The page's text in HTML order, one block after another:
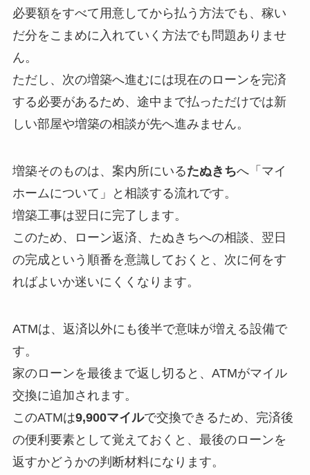
必要額をすべて用意してから払う方法でも、稼い
だ分をこまめに入れていく方法でも問題ありませ
ん。
ただし、次の増築へ進むには現在のローンを完済
する必要があるため、途中まで払っただけでは新
しい部屋や増築の相談が先へ進みません。
増築そのものは、案内所にいるたぬきちへ「マイ
ホームについて」と相談する流れです。
増築工事は翌日に完了します。
このため、ローン返済、たぬきちへの相談、翌日
の完成という順番を意識しておくと、次に何をす
ればよいか迷いにくくなります。
ATMは、返済以外にも後半で意味が増える設備で
す。
家のローンを最後まで返し切ると、ATMがマイル
交換に追加されます。
このATMは9,900マイルで交換できるため、完済後
の便利要素として覚えておくと、最後のローンを
返すかどうかの判断材料になります。